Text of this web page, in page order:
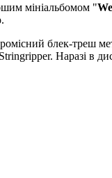
мініальбомом "
блек-треш
Наразі в